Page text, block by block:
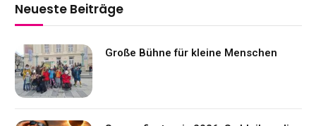
Neueste Beiträge
Große Bühne für kleine Menschen